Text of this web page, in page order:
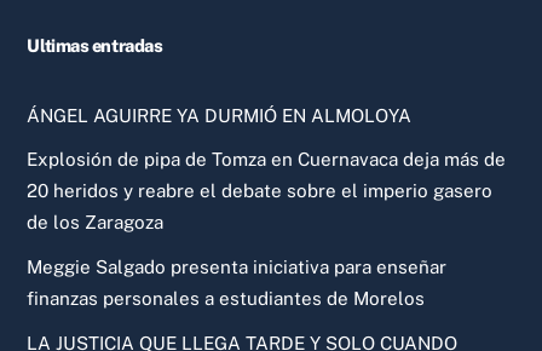
Ultimas entradas
ÁNGEL AGUIRRE YA DURMIÓ EN ALMOLOYA
Explosión de pipa de Tomza en Cuernavaca deja más de
20 heridos y reabre el debate sobre el imperio gasero
de los Zaragoza
Meggie Salgado presenta iniciativa para enseñar
finanzas personales a estudiantes de Morelos
LA JUSTICIA QUE LLEGA TARDE Y SOLO CUANDO